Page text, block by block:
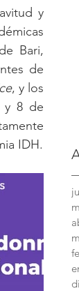
y
Bari,
de
, y los
y 8 de
IDH.